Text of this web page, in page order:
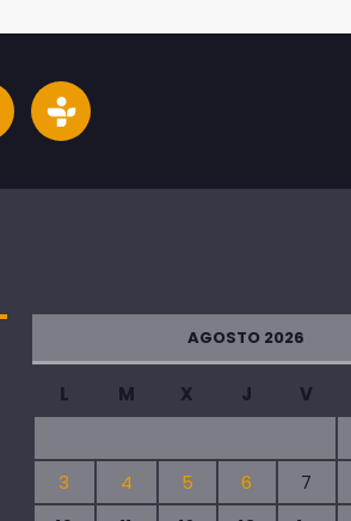
AGOSTO 2026
L M X J V
3
4 5 6 7